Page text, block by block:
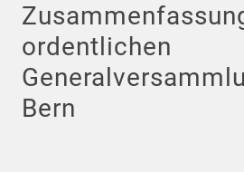
ordentlichen
Bern